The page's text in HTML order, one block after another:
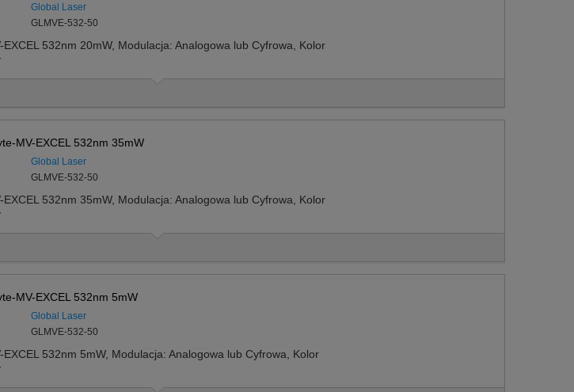
Global Laser
GLMVE-532-50
EXCEL 532nm 20mW, Modulacja: Analogowa lub Cyfrowa, Kolor
MV-EXCEL 532nm 35mW
Global Laser
GLMVE-532-50
EXCEL 532nm 35mW, Modulacja: Analogowa lub Cyfrowa, Kolor
MV-EXCEL 532nm 5mW
Global Laser
GLMVE-532-50
EXCEL 532nm 5mW, Modulacja: Analogowa lub Cyfrowa, Kolor